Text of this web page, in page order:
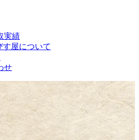
実績
す屋について
せ